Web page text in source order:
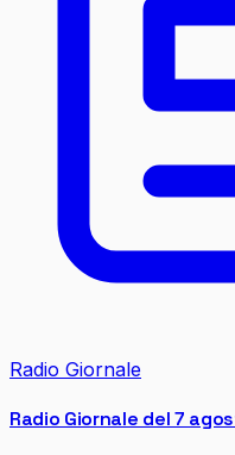
Radio Giornale
Radio Giornale del 7